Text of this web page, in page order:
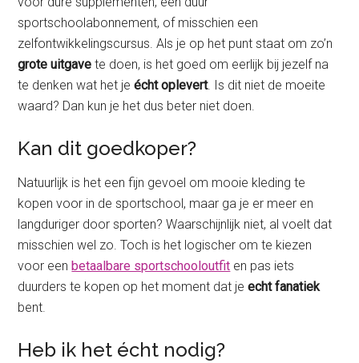
sportschoolabonnement, of misschien een
zelfontwikkelingscursus. Als je op het punt staat om zo’n
grote uitgavete doen, is het goed om eerlijk bij jezelf na
te denken wat het jeécht oplevert. Is dit niet de moeite
waard? Dan kun je het dus beter niet doen.
Kan dit goedkoper?
Natuurlijk is het een fijn gevoel om mooie kleding te
kopen voor in de sportschool, maar ga je er meer en
langduriger door sporten? Waarschijnlijk niet, al voelt dat
misschien wel zo. Toch is het logischer om te kiezen
voor eenbetaalbare sportschooloutfit en pas iets
duurders te kopen op het moment dat jeecht fanatiek
bent.
Heb ik het écht nodig?